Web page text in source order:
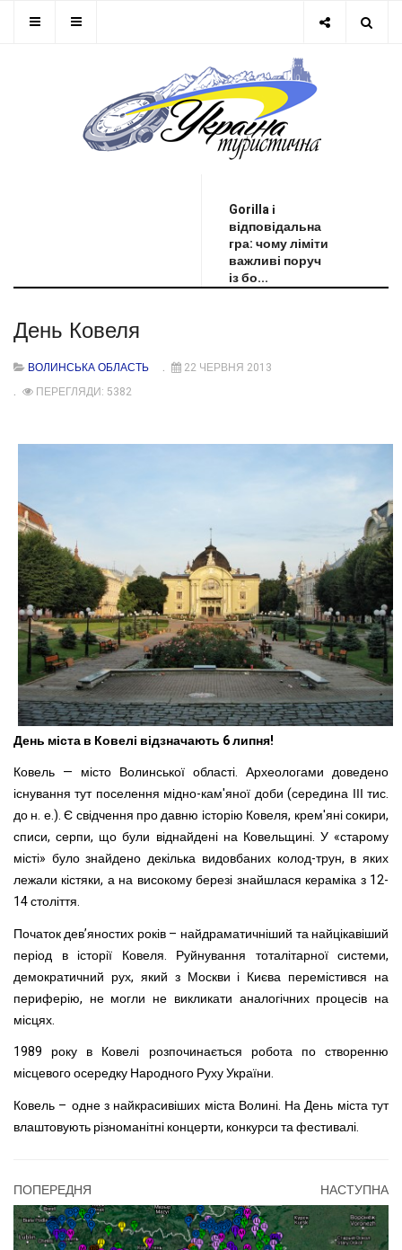
Gorilla і
відповідальна
гра: чому ліміти
важливі поруч
із бо...
День Ковеля
ВОЛИНСЬКА ОБЛАСТЬ
22 ЧЕРВНЯ 2013
ПЕРЕГЛЯДИ: 5382
День міста в Ковелі відзначають 6 липня!
Ковель — місто Волинської області. Археологами доведено
існування тут поселення мідно-кам'яної доби (середина ІІІ тис.
до н. е.). Є свідчення про давню історію Ковеля, крем'яні сокири,
списи, серпи, що були віднайдені на Ковельщині. У «старому
місті» було знайдено декілька видовбаних колод-трун, в яких
лежали кістяки, а на високому березі знайшлася кераміка з 12-
14 століття.
Початок дев’яностих років – найдраматичніший та найцікавіший
період в історії Ковеля. Руйнування тоталітарної системи,
демократичний рух, який з Москви і Києва перемістився на
периферію, не могли не викликати аналогічних процесів на
місцях.
1989 року в Ковелі розпочинається робота по створенню
місцевого осередку Народного Руху України.
Ковель – одне з найкрасивіших міста Волині. На День міста тут
влаштовують різноманітні концерти, конкурси та фестивалі.
ПОПЕРЕДНЯ НАСТУПНА